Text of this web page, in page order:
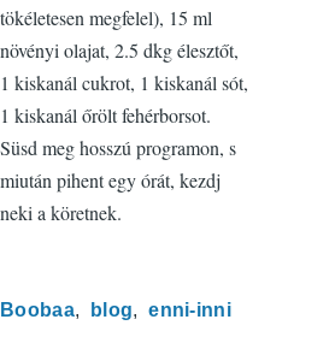
tökéletesen megfelel), 15 ml
növényi olajat, 2.5 dkg élesztőt,
1 kiskanál cukrot, 1 kiskanál sót,
1 kiskanál őrölt fehérborsot.
Süsd meg hosszú programon, s
miután pihent egy órát, kezdj
neki a köretnek.
Boobaa blog enni-inni